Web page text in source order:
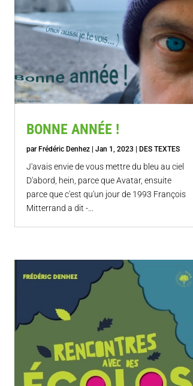
BONNE ANNÉE !
par Frédéric Denhez |Jan 1, 2023 DES TEXTES
J'avais envie de vous mettre du bleu au ciel
D'abord, hein, parce que Avatar, ensuite
parce que c'est qu'un jour de 1993 François
Mitterrand a dit -...